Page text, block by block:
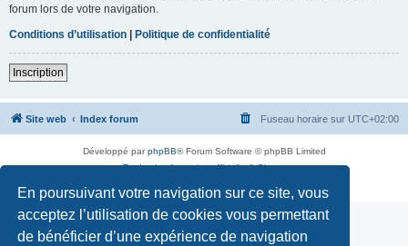
En poursuivant votre navigation sur ce site, vous
acceptez l’utilisation de cookies vous permettant
de bénéficier d’une expérience de navigation
forum lors de votre navigation.
Conditions d’utilisation | Politique de confidentialité
Inscription
Site web Index forum Fuseau horaire sur UTC+02:00
Développé parphpBB® Forum Software © phpBB Limited
Traduction française officielle©Qiaeru